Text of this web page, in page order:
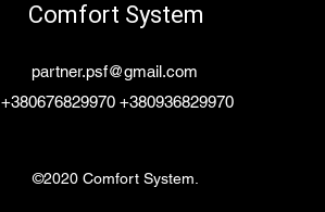
Comfort System
partner.psf@gmail.com
+380676829970 +380936829970
©2020 Comfort System.